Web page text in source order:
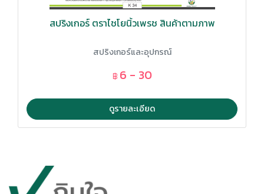
สปริงเกอร์ ตราไชโยนิ้วเพรช สินค้าตามภาพ
สปริงเกอร์และอุปกรณ์
฿ 6 - 30
ดูรายละเอียด